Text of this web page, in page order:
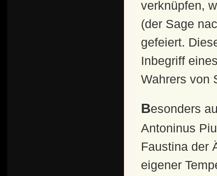
verknüpfen,
(der Sage
gefeiert.
Inbegriff
Wahrers von
Besonders auffällig waren die hohen Ehrungen, die
Antoninus
Faustina der
eigener